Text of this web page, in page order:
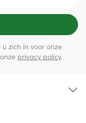
u zich in voor onze
privacy policy.